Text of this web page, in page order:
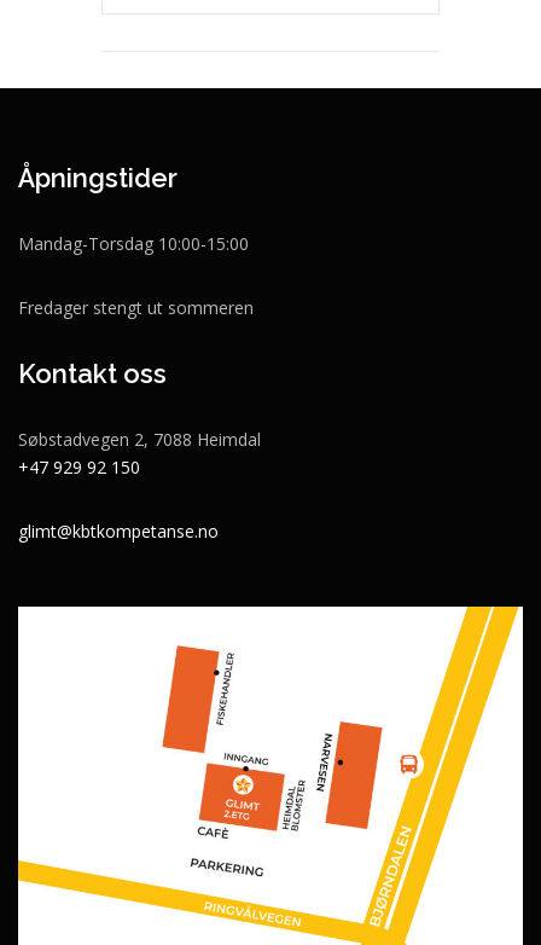
Åpningstider
Mandag-Torsdag 10:00-15:00
Fredager stengt ut sommeren
Kontakt oss
Søbstadvegen 2, 7088 Heimdal
+47 929 92 150
glimt@kbtkompetanse.no